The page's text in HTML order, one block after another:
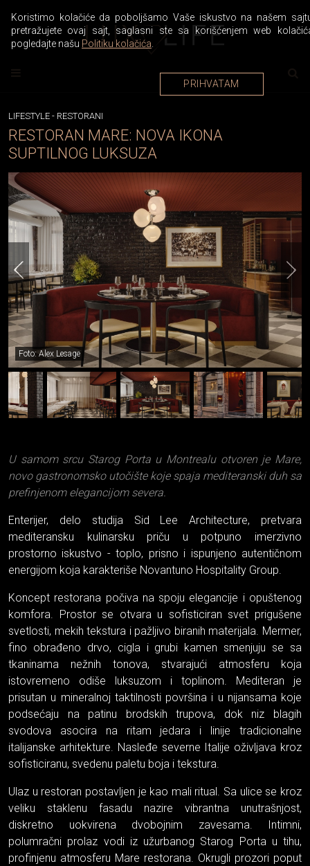
LIFESTYLE - RESTORANI
RESTORAN MARE: NOVA IKONA
SUPTILNOG LUKSUZA
Foto: Alex Lesage
U samom srcu Starog Porta u Montrealu otvoren je Mare,
novo gastronomsko utočište koje spaja mediteranski duh sa
prefinjenom elegancijom severa.
Enterijer, delo studija Sid Lee Architecture, pretvara
mediteransku kulinarsku priču u potpuno imerzivno
prostorno iskustvo - toplo, prisno i ispunjeno autentičnom
energijom koja karakteriše Novantuno Hospitality Group.
Koncept restorana počiva na spoju elegancije i opuštenog
komfora. Prostor se otvara u sofisticiran svet prigušene
svetlosti, mekih tekstura i pažljivo biranih materijala. Mermer,
fino obrađeno drvo, cigla i grubi kamen smenjuju se sa
tkaninama nežnih tonova, stvarajući atmosferu koja
istovremeno odiše luksuzom i toplinom. Mediteran je
prisutan u mineralnoj taktilnosti površina i u nijansama koje
podsećaju na patinu brodskih trupova, dok niz blagih
svodova asocira na ritam jedara i linije tradicionalne
italijanske arhitekture. Nasleđe severne Italije oživljava kroz
sofisticiranu, svedenu paletu boja i tekstura.
Ulaz u restoran postavljen je kao mali ritual. Sa ulice se kroz
veliku staklenu fasadu nazire vibrantna unutrašnjost,
diskretno uokvirena dvobojnim zavesama. Intimni,
polumračni prolaz vodi iz užurbanog Starog Porta u tihu,
profinjenu atmosferu Mare restorana. Okrugli prozori poput
Koristimo kolačiće da poboljšamo Vaše iskustvo na našem
pretražujete ovaj sajt, saglasni ste sa korišćenjem web
pogledajte našu Politiku kolačića
PRIHVATAM